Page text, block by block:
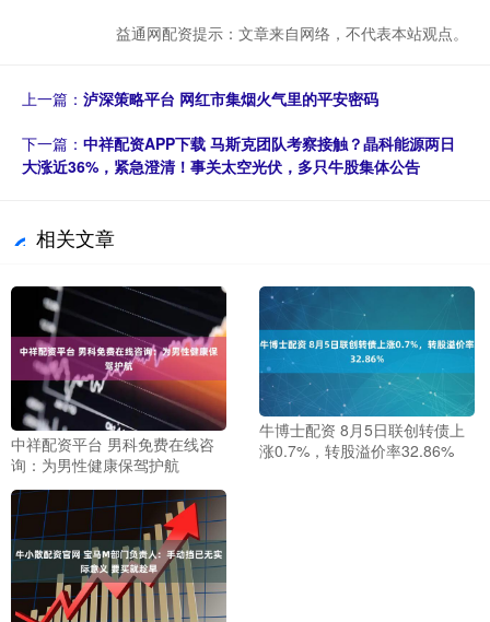
益通网配资提示：文章来自网络，不代表本站观点。
上一篇： 泸深策略平台 网红市集烟火气里的平安密码
下一篇： 中祥配资APP下载 马斯克团队考察接触？晶科能源两日
大涨近36%，紧急澄清！事关太空光伏，多只牛股集体公告
相关文章
中祥配资平台 男科免费在线咨
询：为男性健康保驾护航
牛博士配资 8月5日联创转债上
涨0.7%，转股溢价率32.86%